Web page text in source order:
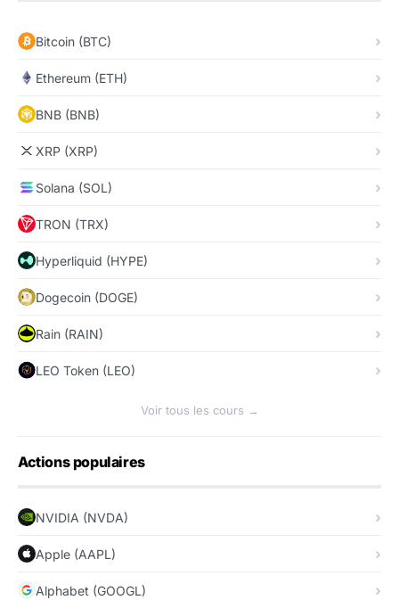
Bitcoin (BTC)
Ethereum (ETH)
BNB (BNB)
XRP (XRP)
Solana (SOL)
TRON (TRX)
Hyperliquid (HYPE)
Dogecoin (DOGE)
Rain (RAIN)
LEO Token (LEO)
Voir tous les cours →
Actions populaires
NVIDIA (NVDA)
Apple (AAPL)
Alphabet (GOOGL)